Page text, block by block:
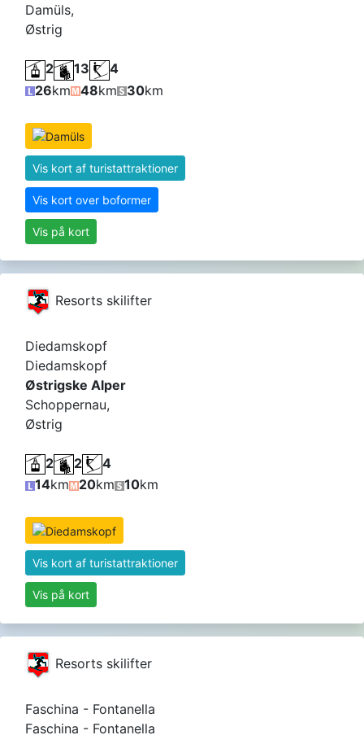
Damüls,
Østrig
2 13
4
26km 48km 30km
Vis kort af turistattraktioner
Vis kort over boformer
Vis på kort
Resorts skilifter
Diedamskopf
Diedamskopf
Østrigske Alper
Schoppernau,
Østrig
2 2
4
14km 20km 10km
Vis kort af turistattraktioner
Vis på kort
Resorts skilifter
Faschina - Fontanella
Faschina - Fontanella